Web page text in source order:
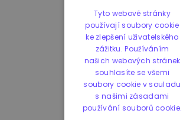
Tyto webové stránky
používají soubory cookie
ke zlepšení uživatelského
zážitku. Používáním
našich webových stránek
souhlasíte se všemi
soubory cookie v souladu
s našimi zásadami
používání souborů cookie.